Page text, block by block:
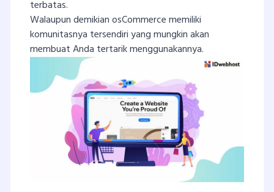
terbatas.
Walaupun demikian osCommerce memiliki
komunitasnya tersendiri yang mungkin akan
membuat Anda tertarik menggunakannya.